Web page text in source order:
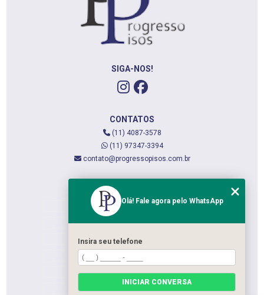
SIGA-NOS!
CONTATOS
(11) 4087-3578
(11) 97347-3394
contato@progressopisos.com.br
QUEM SOMOS
SERVIÇOS
CATEGORIAS
Olá! Fale agora pelo WhatsApp
Insira seu telefone
INICIAR CONVERSA